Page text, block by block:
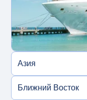
Азия
Ближний Восток